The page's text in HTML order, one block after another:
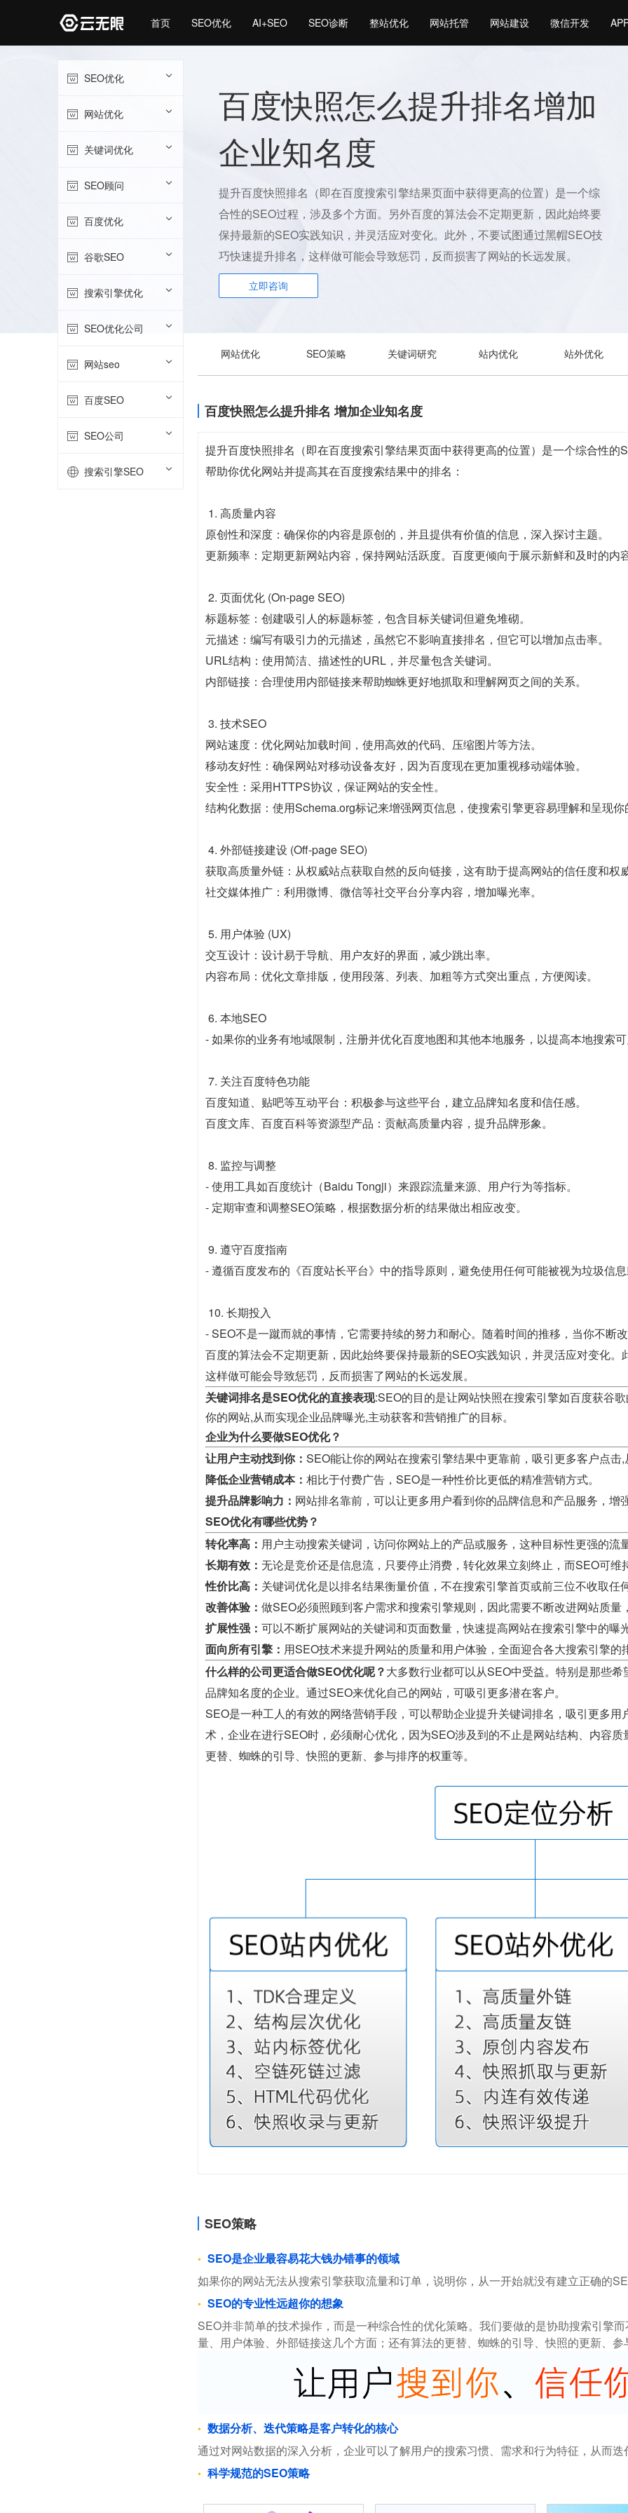
首页 SEO优化 AI+SEO SEO诊断 整站优化 网站托管 网站建设 微信开发
百度快照怎么提升排名增加
企业知名度
提升百度快照排名（即在百度搜索引擎结果页面中获得更高的位置）是一个综
合性的SEO过程，涉及多个方面。另外百度的算法会不定期更新，因此始终要
保持最新的SEO实践知识，并灵活应对变化。此外，不要试图通过黑帽SEO技
巧快速提升排名，这样做可能会导致惩罚，反而损害了网站的长远发展。
立即咨询
SEO优化
网站优化
关键词优化
SEO顾问
百度优化
谷歌SEO
搜索引擎优化
SEO优化公司
网站seo
百度SEO
SEO公司
搜索引擎SEO
网站优化 SEO策略 关键词研究 站内优化 站外优化
百度快照怎么提升排名 增加企业知名度
提升百度快照排名（即在百度搜索引擎结果页面中获得更高的位置）是一个综合性
帮助你优化网站并提高其在百度搜索结果中的排名：
1. 高质量内容
原创性和深度：确保你的内容是原创的，并且提供有价值的信息，深入探讨主题。
更新频率：定期更新网站内容，保持网站活跃度。百度更倾向于展示新鲜和及时的内
2. 页面优化 (On-page SEO)
标题标签：创建吸引人的标题标签，包含目标关键词但避免堆砌。
元描述：编写有吸引力的元描述，虽然它不影响直接排名，但它可以增加点击率。
URL结构：使用简洁、描述性的URL，并尽量包含关键词。
内部链接：合理使用内部链接来帮助蜘蛛更好地抓取和理解网页之间的关系。
3. 技术SEO
网站速度：优化网站加载时间，使用高效的代码、压缩图片等方法。
移动友好性：确保网站对移动设备友好，因为百度现在更加重视移动端体验。
安全性：采用HTTPS协议，保证网站的安全性。
结构化数据：使用Schema.org标记来增强网页信息，使搜索引擎更容易理解和呈现
4. 外部链接建设 (Off-page SEO)
获取高质量外链：从权威站点获取自然的反向链接，这有助于提高网站的信任度和权
社交媒体推广：利用微博、微信等社交平台分享内容，增加曝光率。
5. 用户体验 (UX)
交互设计：设计易于导航、用户友好的界面，减少跳出率。
内容布局：优化文章排版，使用段落、列表、加粗等方式突出重点，方便阅读。
6. 本地SEO
- 如果你的业务有地域限制，注册并优化百度地图和其他本地服务，以提高本地搜索
7. 关注百度特色功能
百度知道、贴吧等互动平台：积极参与这些平台，建立品牌知名度和信任感。
百度文库、百度百科等资源型产品：贡献高质量内容，提升品牌形象。
8. 监控与调整
- 使用工具如百度统计（Baidu Tongji）来跟踪流量来源、用户行为等指标。
- 定期审查和调整SEO策略，根据数据分析的结果做出相应改变。
9. 遵守百度指南
- 遵循百度发布的《百度站长平台》中的指导原则，避免使用任何可能被视为垃圾信
10. 长期投入
- SEO不是一蹴而就的事情，它需要持续的努力和耐心。随着时间的推移，当你不断
百度的算法会不定期更新，因此始终要保持最新的SEO实践知识，并灵活应对变化
这样做可能会导致惩罚，反而损害了网站的长远发展。
关键词排名是SEO优化的直接表现:SEO的目的是让网站快照在搜索引擎如百度获谷
你的网站,从而实现企业品牌曝光,主动获客和营销推广的目标。
企业为什么要做SEO优化？
让用户主动找到你： SEO能让你的网站在搜索引擎结果中更靠前，吸引更多客户点击
降低企业营销成本： 相比于付费广告，SEO是一种性价比更低的精准营销方式。
提升品牌影响力： 网站排名靠前，可以让更多用户看到你的品牌信息和产品服务，增
SEO优化有哪些优势？
转化率高： 用户主动搜索关键词，访问你网站上的产品或服务，这种目标性更强的流
长期有效： 无论是竞价还是信息流，只要停止消费，转化效果立刻终止，而SEO可
性价比高： 关键词优化是以排名结果衡量价值，不在搜索引擎首页或前三位不收取任
改善体验： 做SEO必须照顾到客户需求和搜索引擎规则，因此需要不断改进网站质量
扩展性强： 可以不断扩展网站的关键词和页面数量，快速提高网站在搜索引擎中的曝
面向所有引擎： 用SEO技术来提升网站的质量和用户体验，全面迎合各大搜索引擎
什么样的公司更适合做SEO优化呢？大多数行业都可以从SEO中受益。特别是那些
品牌知名度的企业。通过SEO来优化自己的网站，可吸引更多潜在客户。
SEO是一种工人的有效的网络营销手段，可以帮助企业提升关键词排名，吸引更多
术，企业在进行SEO时，必须耐心优化，因为SEO涉及到的不止是网站结构、内容
更替、蜘蛛的引导、快照的更新、参与排序的权重等。
SEO策略
SEO是企业最容易花大钱办错事的领域
如果你的网站无法从搜索引擎获取流量和订单，说明你，从一开始就没有建立正确的
SEO的专业性远超你的想象
SEO并非简单的技术操作，而是一种综合性的优化策略。我们要做的是协助搜索引擎
量、用户体验、外部链接这几个方面；还有算法的更替、蜘蛛的引导、快照的更新、
数据分析、迭代策略是客户转化的核心
通过对网站数据的深入分析，企业可以了解用户的搜索习惯、需求和行为特征，从而
科学规范的SEO策略